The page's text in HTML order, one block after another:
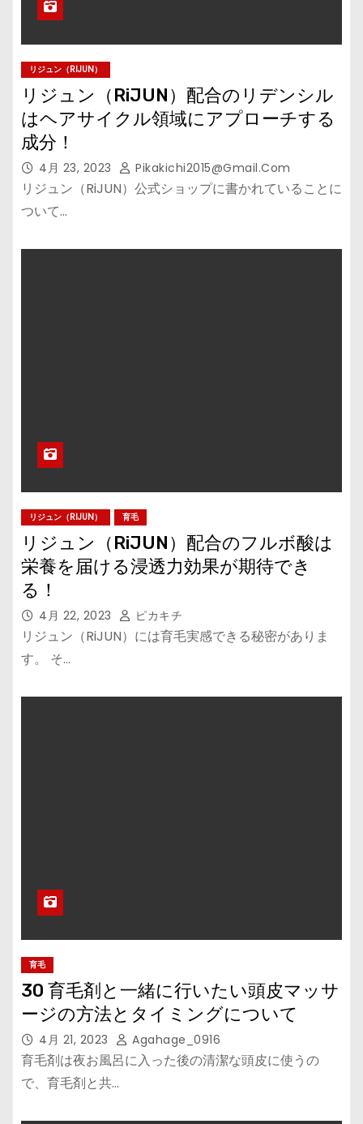
リジュン（RIJUN）
リジュン（RiJUN）配合のリデンシル
はヘアサイクル領域にアプローチする
成分！
4月 23, 2023 Pikakichi2015@gmail.com
リジュン（RiJUN）公式ショップに書かれていることに
ついて…
リジュン（RIJUN） 育毛
リジュン（RiJUN）配合のフルボ酸は
栄養を届ける浸透力効果が期待でき
る！
4月 22, 2023 ピカキチ
リジュン（RiJUN）には育毛実感できる秘密がありま
す。 そ…
育毛
30 育毛剤と一緒に行いたい頭皮マッサ
ージの方法とタイミングについて
4月 21, 2023 Agahage_0916
育毛剤は夜お風呂に入った後の清潔な頭皮に使うの
で、育毛剤と共…